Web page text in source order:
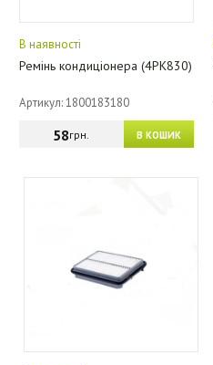
В наявності
Ремінь кондиціонера (4PK830)
Артикул: 1800183180
В КОШИК
58грн.